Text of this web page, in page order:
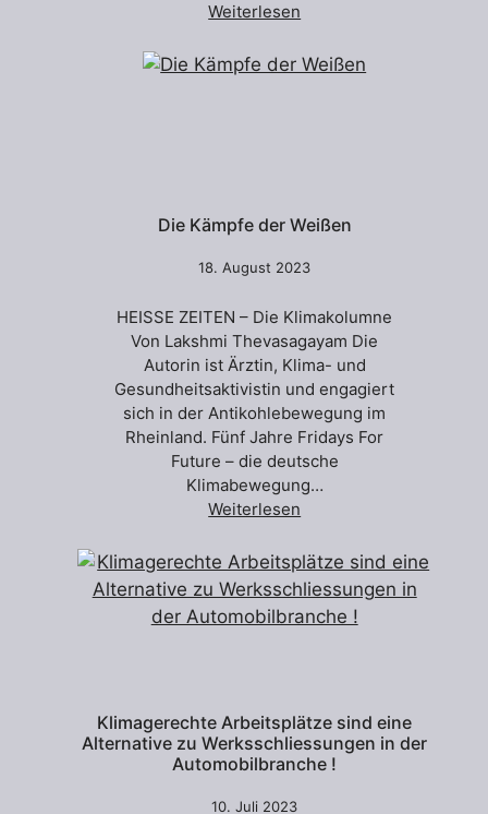
Weiterlesen
Die Kämpfe der Weißen
18. August 2023
HEISSE ZEITEN – Die Klimakolumne
Von Lakshmi Thevasagayam Die
Autorin ist Ärztin, Klima- und
Gesundheitsaktivistin und engagiert
sich in der Antikohlebewegung im
Rheinland. Fünf Jahre Fridays For
Future – die deutsche
Klimabewegung…
Weiterlesen
Klimagerechte Arbeitsplätze sind eine
Alternative zu Werksschliessungen in der
Automobilbranche !
10. Juli 2023